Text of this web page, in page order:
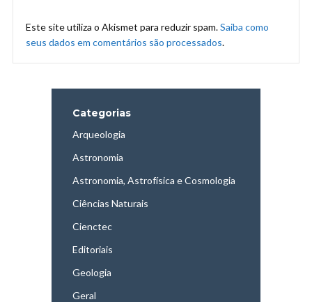
Este site utiliza o Akismet para reduzir spam.Saiba como
seus dados em comentários são processados.
Categorias
Arqueologia
Astronomia
Astronomia, Astrofísica e Cosmologia
Ciências Naturais
Cienctec
Editoriais
Geologia
Geral